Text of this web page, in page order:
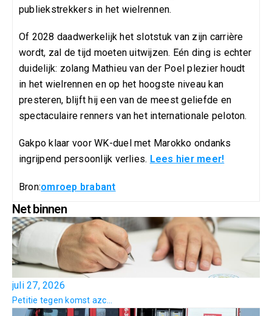
publiekstrekkers in het wielrennen.
Of 2028 daadwerkelijk het slotstuk van zijn carrière
wordt, zal de tijd moeten uitwijzen. Eén ding is echter
duidelijk: zolang Mathieu van der Poel plezier houdt
in het wielrennen en op het hoogste niveau kan
presteren, blijft hij een van de meest geliefde en
spectaculaire renners van het internationale peloton.
Gakpo klaar voor WK-duel met Marokko ondanks
ingrijpend persoonlijk verlies. Lees hier meer!
Bron:omroep brabant
Net binnen
juli 27, 2026
Petitie tegen komst azc...